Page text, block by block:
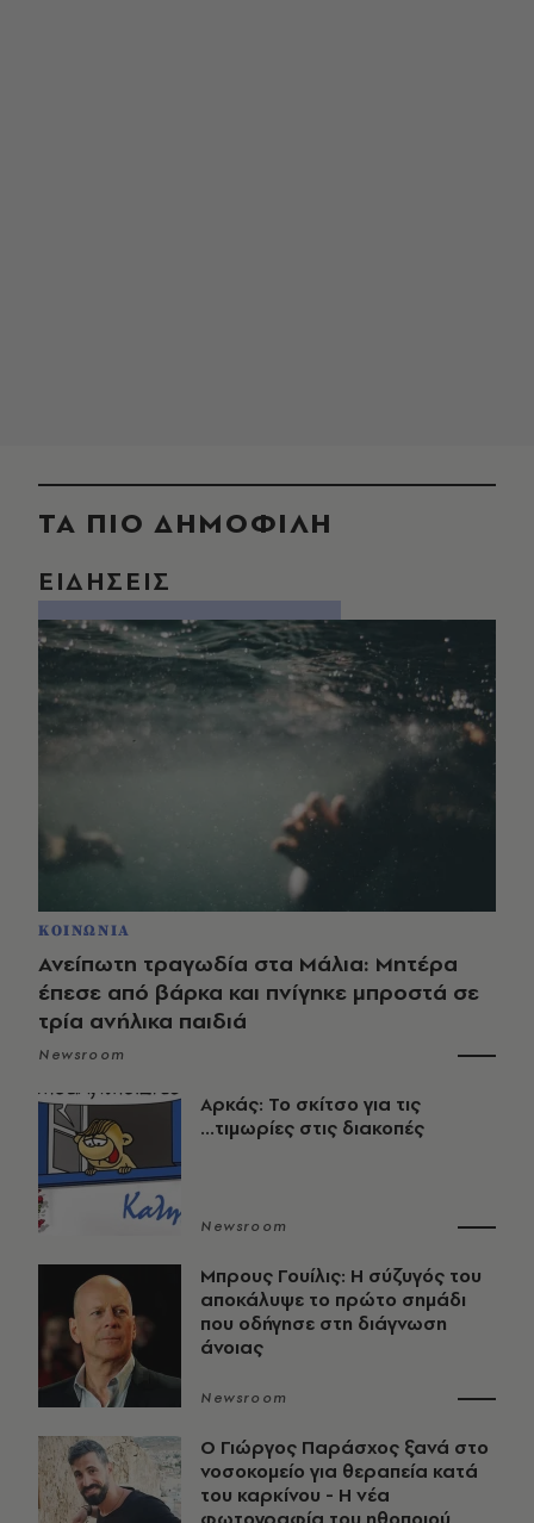
ΤΑ ΠΙΟ ΔΗΜΟΦΙΛΗ
ΕΙΔΗΣΕΙΣ
ΚΟΙΝΩΝΙΑ
Ανείπωτη τραγωδία στα Μάλια: Μητέρα
έπεσε από βάρκα και πνίγηκε μπροστά σε
τρία ανήλικα παιδιά
Newsroom
Αρκάς: Το σκίτσο για τις
...τιμωρίες στις διακοπές
Newsroom
Μπρους Γουίλις: Η σύζυγός του
αποκάλυψε το πρώτο σημάδι
που οδήγησε στη διάγνωση
άνοιας
Newsroom
O Γιώργος Παράσχος ξανά στο
νοσοκομείο για θεραπεία κατά
του καρκίνου - Η νέα